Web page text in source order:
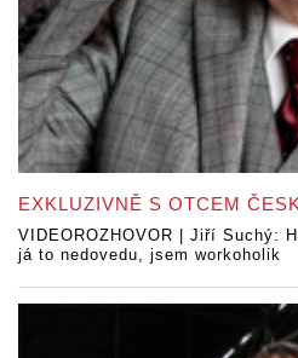
EXKLUZIVNĚ S OTCEM
VIDEOROZHOVOR | Jiří Suchý:
já to nedovedu, jsem workoholik